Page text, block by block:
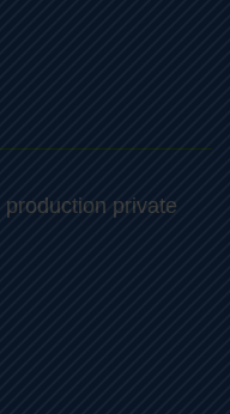
production private